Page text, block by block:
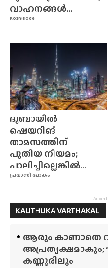
Kozhikode
വാഹനങ്ങൾ...
പ്രവാസി ലോകം
ദുബായിൽ
ഷെയറിങ്
താമസത്തിന്
പുതിയ നിയമം;
പാലിച്ചില്ലെങ്കിൽ...
-
KAUTHUKA VARTHAKAL
ആരും കാണാതെ
അപ്രത്യക്ഷമാകും;
കണ്ണൂരിലും